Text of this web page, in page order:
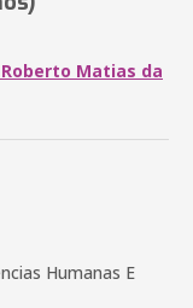
Matias da
Humanas E